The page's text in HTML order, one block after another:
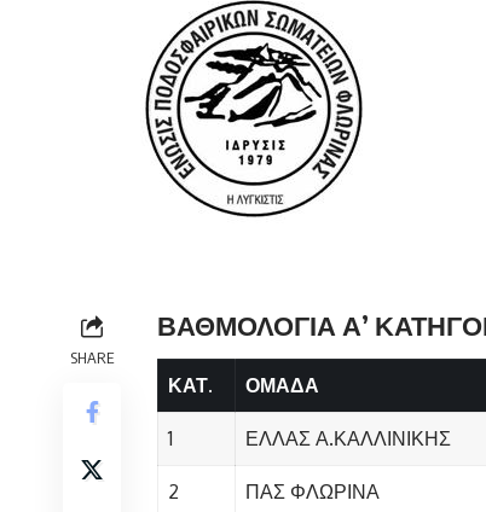
SHARE
ΒΑΘΜΟΛΟΓΙΑ Α’
ΚΑΤ. ΟΜΑΔΑ
1 ΕΛΛΑΣ Α.ΚΑΛΛΙΝΙΚΗΣ
2 ΠΑΣ ΦΛΩΡΙΝΑ